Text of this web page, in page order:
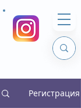
Регистрация